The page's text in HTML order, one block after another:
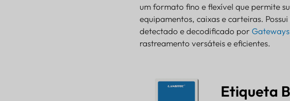
um formato fino e flexível que permite
equipamentos, caixas e carteiras.
detectado e decodificado por
rastreamento versáteis e eficientes.
Etiqueta